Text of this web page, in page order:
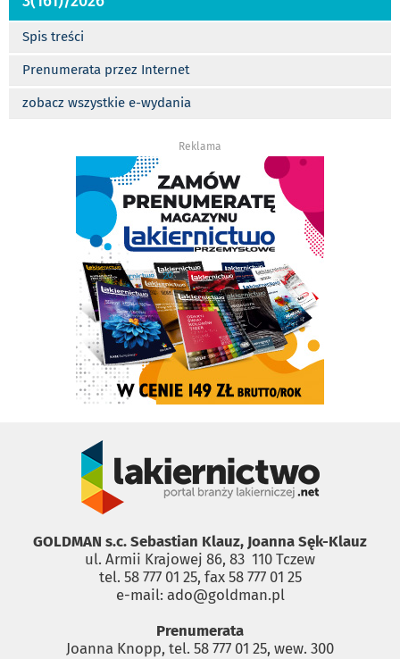
Spis treści
Prenumerata przez Internet
zobacz wszystkie e-wydania
Reklama
GOLDMAN s.c. Sebastian Klauz, Joanna Sęk-Klauz
ul. Armii Krajowej 86, 83 ­ 110 Tczew
tel. 58 777 01 25, fax 58 777 01 25
e-mail: ado@goldman.pl
Prenumerata
Joanna Knopp, tel. 58 777 01 25, wew. 300